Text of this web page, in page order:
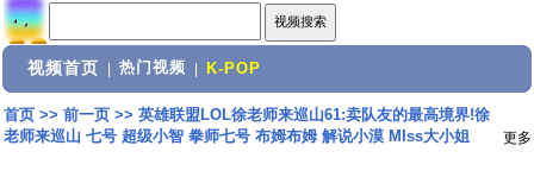
视频首页 热门视频 K-POP
首页>> 前一页>> 英雄联盟LOL徐老师来巡山61:卖队友的最高境界!徐
老师来巡山 七号 超级小智 拳师七号 布姆布姆 解说小漠 MIss大小姐
更多